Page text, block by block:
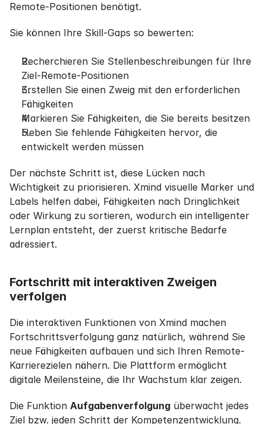
Remote-Positionen benötigt.
Sie können Ihre Skill-Gaps so bewerten:
Recherchieren Sie Stellenbeschreibungen für Ihre
Ziel-Remote-Positionen
Erstellen Sie einen Zweig mit den erforderlichen
Fähigkeiten
Markieren Sie Fähigkeiten, die Sie bereits besitzen
Heben Sie fehlende Fähigkeiten hervor, die
entwickelt werden müssen
Der nächste Schritt ist, diese Lücken nach
Wichtigkeit zu priorisieren. Xmind visuelle Marker und
Labels helfen dabei, Fähigkeiten nach Dringlichkeit
oder Wirkung zu sortieren, wodurch ein intelligenter
Lernplan entsteht, der zuerst kritische Bedarfe
adressiert.
Fortschritt mit interaktiven Zweigen
verfolgen
Die interaktiven Funktionen von Xmind machen
Fortschrittsverfolgung ganz natürlich, während Sie
neue Fähigkeiten aufbauen und sich Ihren Remote-
Karrierezielen nähern. Die Plattform ermöglicht
digitale Meilensteine, die Ihr Wachstum klar zeigen.
Die Funktion Aufgabenverfolgung überwacht jedes
Ziel bzw. jeden Schritt der Kompetenzentwicklung.